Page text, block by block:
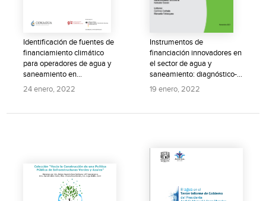
Identificación de fuentes de
financiamiento climático
para operadores de agua y
saneamiento en...
24 enero, 2022
Instrumentos de
financiación innovadores en
el sector de agua y
saneamiento: diagnóstico-
BID
19 enero, 2022